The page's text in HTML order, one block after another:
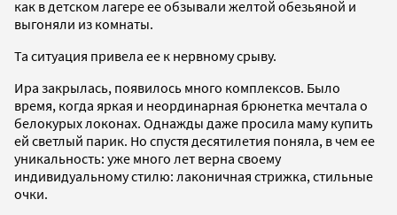
как в детском лагере ее обзывали желтой обезьяной и
выгоняли из комнаты.
Та ситуация привела ее к нервному срыву.
Ира закрылась, появилось много комплексов. Было
время, когда яркая и неординарная брюнетка мечтала о
белокурых локонах. Однажды даже просила маму купить
ей светлый парик. Но спустя десятилетия поняла, в чем ее
уникальность: уже много лет верна своему
индивидуальному стилю: лаконичная стрижка, стильные
очки.